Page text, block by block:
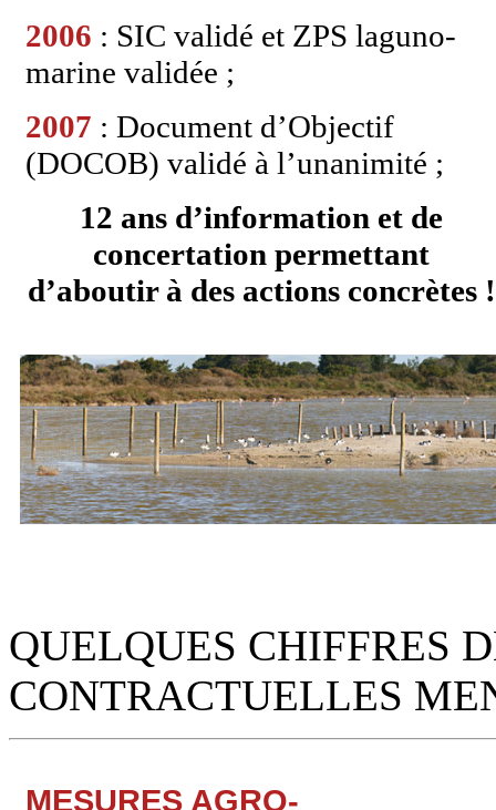
2006 : SIC validé et ZPS laguno-
marine validée ;
2007 : Document d’Objectif
(DOCOB) validé à l’unanimité ;
12 ans d’information et de
concertation permettant
d’aboutir à des actions concrètes !
QUELQUES CHIFFRES
CONTRACTUELLES
MESURES AGRO-